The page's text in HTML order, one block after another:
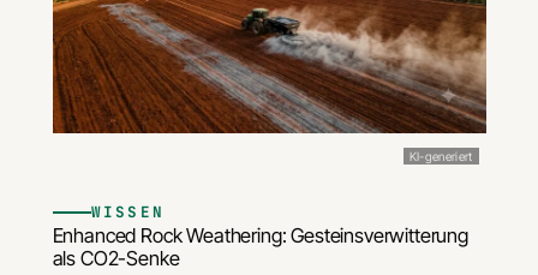
KI-generiert
WISSEN
Enhanced Rock Weathering: Gesteinsverwitterung
als CO2-Senke